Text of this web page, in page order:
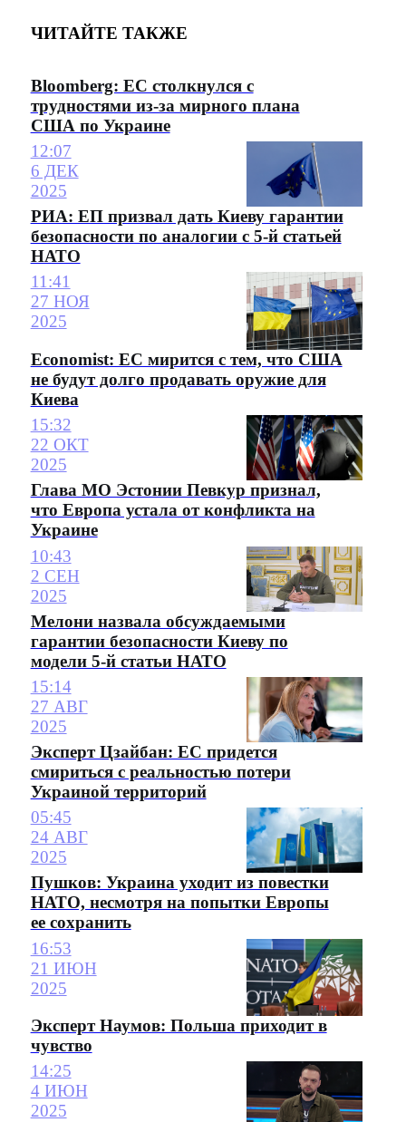
ЧИТАЙТЕ ТАКЖЕ
Bloomberg: ЕС столкнулся с
трудностями из-за мирного плана
США по Украине
12:07
6 ДЕК
2025
РИА: ЕП призвал дать Киеву гарантии
безопасности по аналогии с 5-й статьей
НАТО
11:41
27 НОЯ
2025
Economist: ЕС мирится с тем, что США
не будут долго продавать оружие для
Киева
15:32
22 ОКТ
2025
Глава МО Эстонии Певкур признал,
что Европа устала от конфликта на
Украине
10:43
2 СЕН
2025
Мелони назвала обсуждаемыми
гарантии безопасности Киеву по
модели 5-й статьи НАТО
15:14
27 АВГ
2025
Эксперт Цзайбан: ЕС придется
смириться с реальностью потери
Украиной территорий
05:45
24 АВГ
2025
Пушков: Украина уходит из повестки
НАТО, несмотря на попытки Европы
ее сохранить
16:53
21 ИЮН
2025
Эксперт Наумов: Польша приходит в
чувство
14:25
4 ИЮН
2025